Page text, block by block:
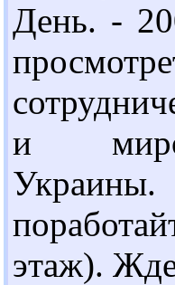
День. -
и
этаж).